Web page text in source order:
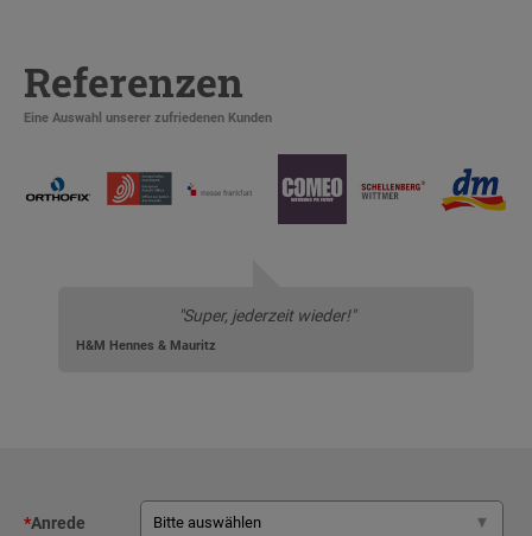
Referenzen
Eine Auswahl unserer zufriedenen Kunden
"Super, jederzeit wieder!"
H&M Hennes & Mauritz
*Anrede